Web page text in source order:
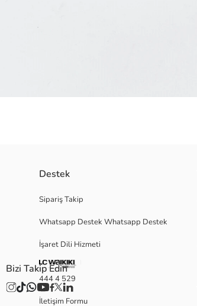
Ana Kumaş Sıyah:
Satıcı:
Marka:
Cinsiyet:
Destek
Sipariş Takip
Whatsapp Destek Whatsapp Destek
İşaret Dili Hizmeti
444 4 529
İletişim Formu
Bizi Takip Edin